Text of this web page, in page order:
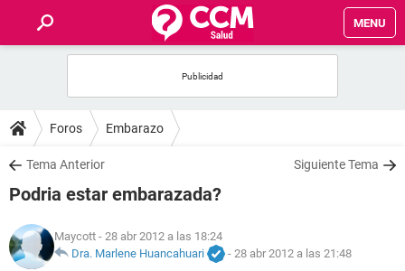
MENU
FOROS
SALUD
NUTRICIÓN
Foros Embarazo
Tema Anterior Siguiente Tema
Podria estar embarazada?
Maycott - 28 abr 2012 a las 18:24
Dra. Marlene Huancahuari
- 28 abr 2012 a las 21:48